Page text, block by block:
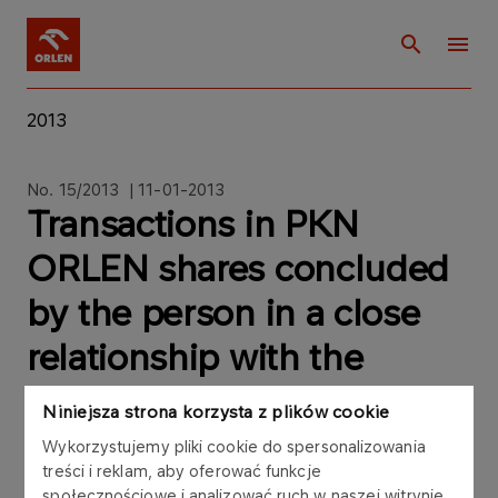
Niniejsza strona korzysta z plików cookie
Wykorzystujemy pliki cookie do spersonalizowania
treści i reklam, aby oferować funkcje
2013
No. 15/2013 | 11-01-2013
Transactions in PKN
ORLEN shares concluded
by the person in a close
relationship with the
member of the PKN
ORLEN Supervisory Board